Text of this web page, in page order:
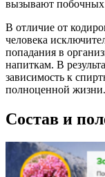
вызывают побочных
В отличие от
человека
попадания в
напиткам. В
зависимость к
полноценной жизни.
Состав и